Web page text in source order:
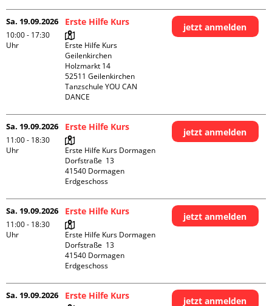
Sa. 19.09.2026
10:00 - 17:30
Uhr
Erste Hilfe Kurs
Erste Hilfe Kurs
Geilenkirchen
Holzmarkt 14
52511 Geilenkirchen
Tanzschule YOU CAN
DANCE
jetzt anmelden
Sa. 19.09.2026
11:00 - 18:30
Uhr
Erste Hilfe Kurs
Erste Hilfe Kurs Dormagen
Dorfstraße  13
41540 Dormagen
Erdgeschoss
jetzt anmelden
Sa. 19.09.2026
11:00 - 18:30
Uhr
Erste Hilfe Kurs
Erste Hilfe Kurs Dormagen
Dorfstraße  13
41540 Dormagen
Erdgeschoss
jetzt anmelden
Sa. 19.09.2026 Erste Hilfe Kurs jetzt anmelden